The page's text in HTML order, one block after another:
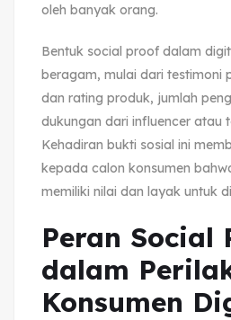
oleh banyak orang.
Bentuk social proof dalam
beragam, mulai dari testimoni
dan rating produk, jumlah
dukungan dari influencer atau
Kehadiran bukti sosial ini
kepada calon konsumen
memiliki nilai dan layak untuk
Peran Social
dalam
Konsumen